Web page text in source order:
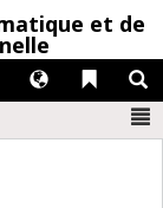
et de
Liens
Langues